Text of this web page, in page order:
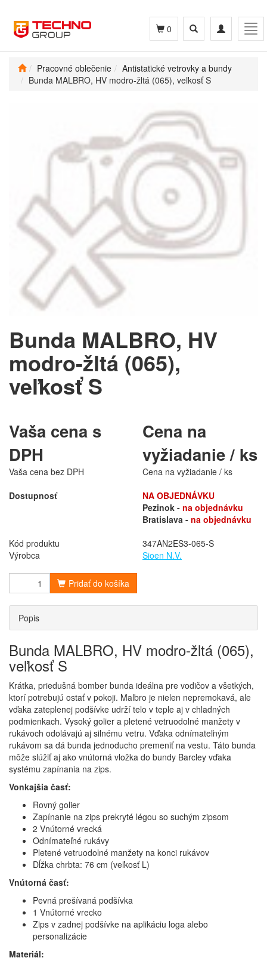
Toggle
navigation
Toggle
search
0
Pracovné oblečenie
Antistatické vetrovky a bundy
Bunda MALBRO, HV modro-žltá (065), veľkosť S
Bunda MALBRO, HV
modro-žltá (065),
veľkosť S
Vaša cena s
DPH
Cena na
vyžiadanie / ks
Vaša cena bez DPH
Cena na vyžiadanie / ks
Dostupnosť
NA OBJEDNÁVKU
Pezinok - na objednávku
Bratislava - na objednávku
Kód produktu
347AN2ES3-065-S
Výrobca
Sioen N.V.
Pridať do košíka
Popis
Bunda MALBRO, HV modro-žltá (065),
veľkosť S
Krátka, priedušná bomber bunda ideálna pre vodičov a všetkých,
ktorí potrebujú ostať v pokoji. Malbro je nielen nepremokavá, ale
vďaka zateplenej podšívke udrží telo v teple aj v chladných
podmienkach. Vysoký golier a pletené vetruodolné manžety v
rukávoch odolávajú aj silnému vetru. Vďaka odnímateľným
rukávom sa dá bunda jednoducho premeniť na vestu. Táto bunda
môže slúžiť aj ako vnútorná vložka do bundy Barcley vďaka
systému zapínania na zips.
Vonkajšia časť:
Rovný golier
Zapínanie na zips prekryté légou so suchým zipsom
2 Vnútorné vrecká
Odnímateľné rukávy
Pletené vetruodolné manžety na konci rukávov
Dĺžka chrbta: 76 cm (veľkosť L)
Vnútorná časť:
Pevná prešívaná podšívka
1 Vnútorné vrecko
Zips v zadnej podšívke na aplikáciu loga alebo
personalizácie
Materiál: